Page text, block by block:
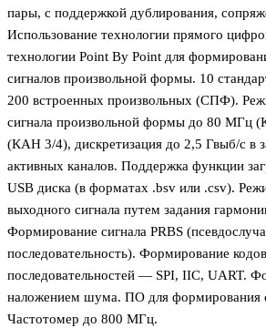
пары, с поддержкой дублирования,
Использование технологии прямого
технологии Point By Point для
сигналов произвольной формы. 10
200 встроенных произвольных (СПФ).
сигнала произвольной формы до 80 МГц
(КАН 3/4), дискретизация до 2,5 Гвыб/с в
активных каналов. Поддержка функции
USB диска (в форматах .bsv или .csv).
выходного сигнала путем задания
Формирование сигнала PRBS
последовательность). Формирование
последовательностей — SPI, IIC, UART.
наложением шума. ПО для формирования
Частотомер до 800 МГц.